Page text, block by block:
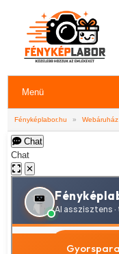
Menü
Fényképlabor.hu » Webáruház
Chat
Chat
✕